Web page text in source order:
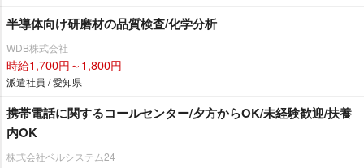
半導体向け研磨材の品質検査/化学分析
WDB株式会社
時給1,700円～1,800円
派遣社員 / 愛知県
携帯電話に関するコールセンター/夕方からOK/未経験歓迎/扶養
内OK
株式会社ベルシステム24